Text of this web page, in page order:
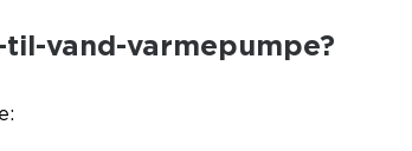
vand-varmepumpe?